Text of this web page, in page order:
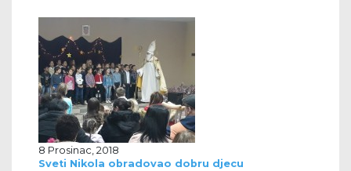
8 Prosinac, 2018
Sveti Nikola obradovao dobru djecu